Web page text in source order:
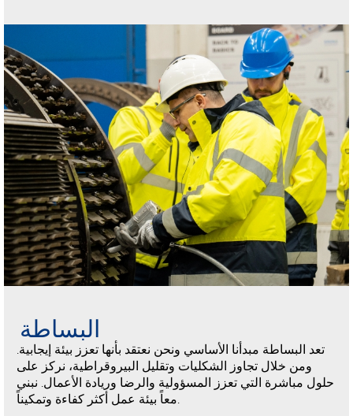
البساطة
تعد البساطة مبدأنا الأساسي ونحن نعتقد بأنها تعزز بيئة إيجابية.
ومن خلال تجاوز الشكليات وتقليل البيروقراطية، نركز على
حلول مباشرة التي تعزز المسؤولية والرضا وريادة الأعمال. نبني
معاً بيئة عمل أكثر كفاءة وتمكيناً.